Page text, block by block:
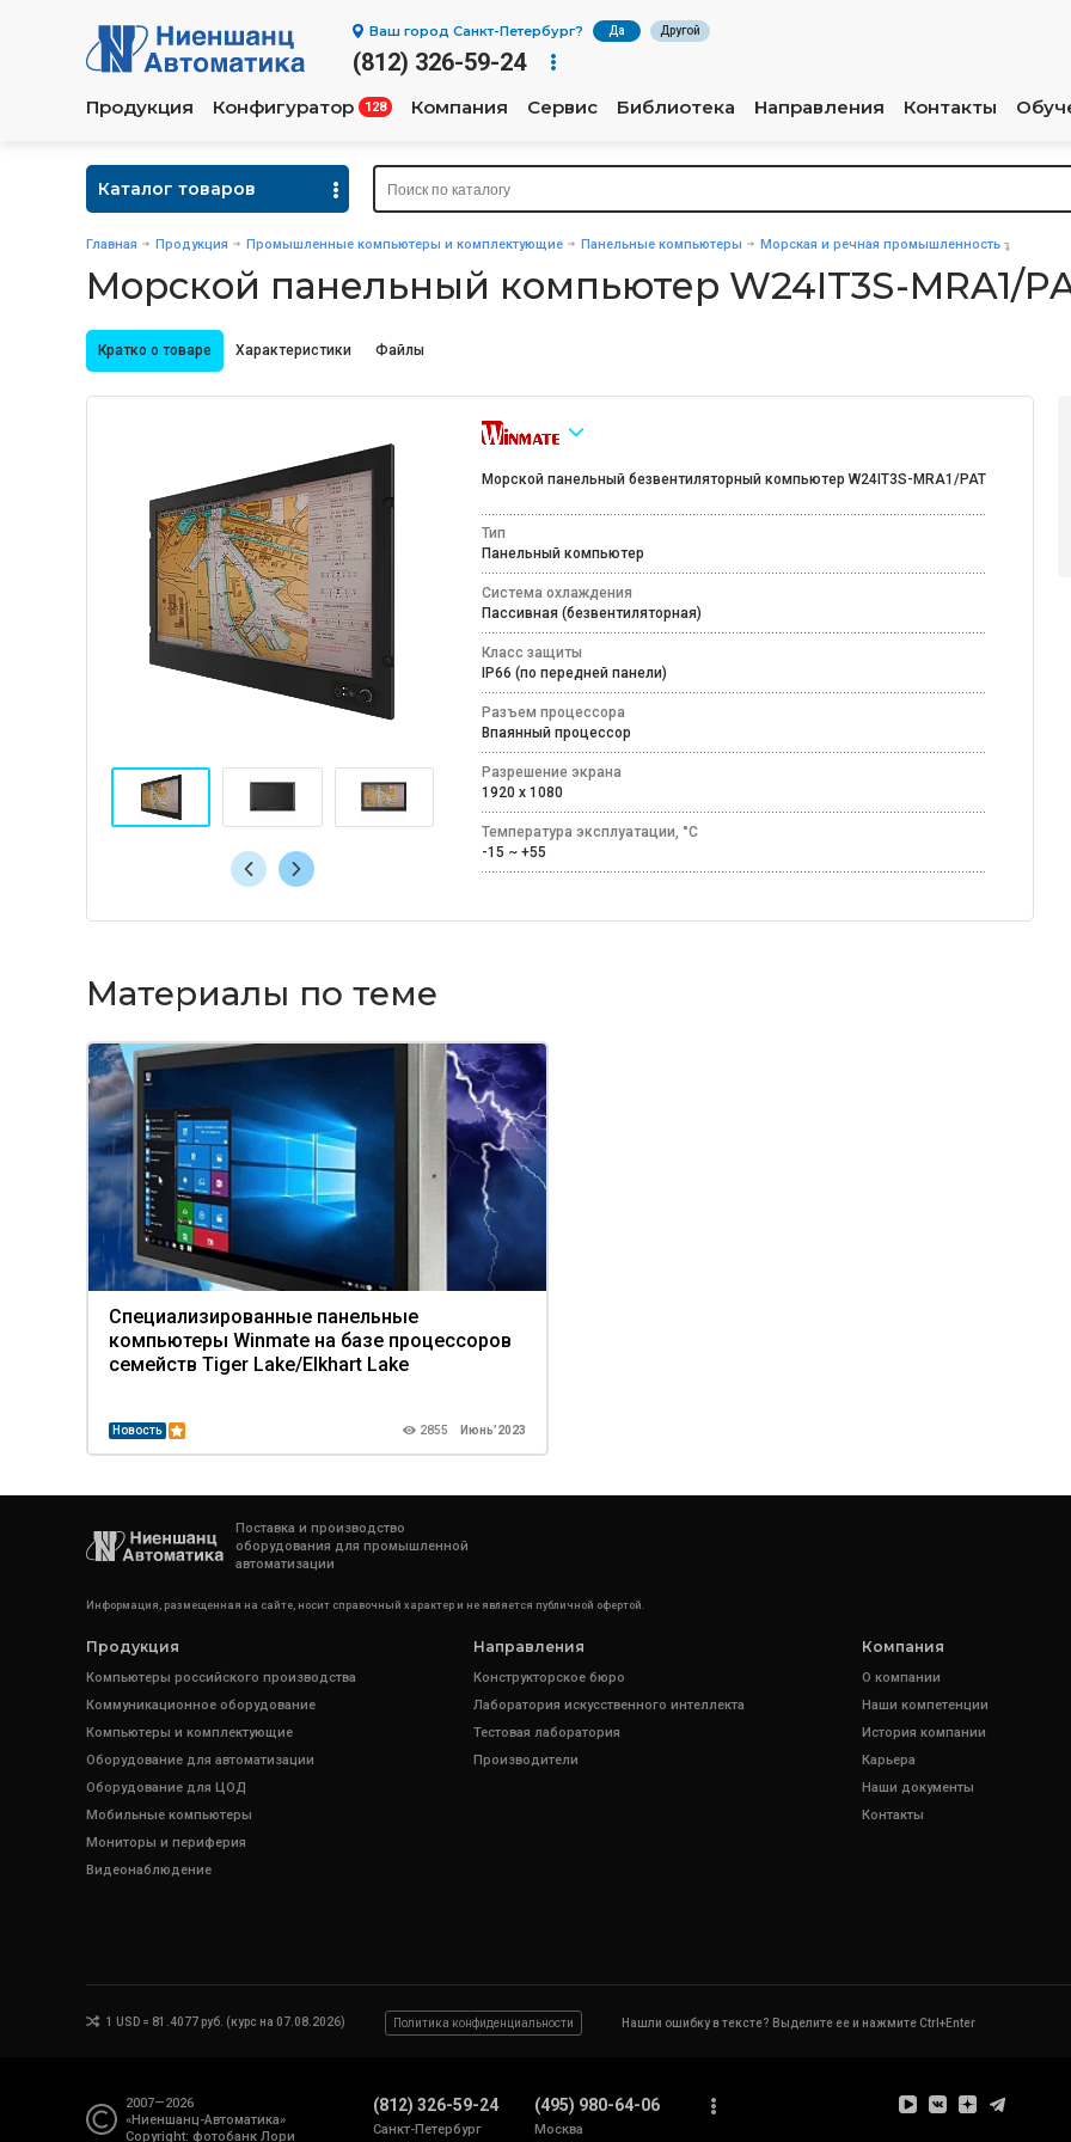
Ваш город Санкт-Петербург? Да Другой
(812) 326-59-24
Продукция Конфигуратор 128 Компания Сервис Библиотека Направления Контакты
Каталог товаров
Главная Продукция Промышленные компьютеры и комплектующие Панельные компьютеры Морская и речная промышленность
Морской панельный компьютер W24IT3S-MRA1/
Кратко о товаре Характеристики Файлы
Морской панельный безвентиляторный компьютер W24IT3S-MRA1/PAT
Тип
Панельный компьютер
Система охлаждения
Пассивная (безвентиляторная)
Класс защиты
IP66 (по передней панели)
Разъем процессора
Впаянный процессор
Разрешение экрана
1920 x 1080
Температура эксплуатации, °C
-15 ~ +55
Материалы по теме
Специализированные панельные
компьютеры Winmate на базе процессоров
семейств Tiger Lake/Elkhart Lake
Новость 2855 Июнь’2023
Поставка и производство
оборудования для промышленной
автоматизации
Информация, размещенная на сайте, носит справочный характер и не является публичной офертой.
Продукция
Компьютеры российского производства
Коммуникационное оборудование
Компьютеры и комплектующие
Оборудование для автоматизации
Оборудование для ЦОД
Мобильные компьютеры
Мониторы и периферия
Видеонаблюдение
Направления
Конструкторское бюро
Лаборатория искусственного интеллекта
Тестовая лаборатория
Производители
Компания
О компании
Наши компетенции
История компании
Карьера
Наши документы
Контакты
1 USD = 81.4077 руб. (курс на 07.08.2026) Политика конфиденциальности Нашли ошибку в тексте? Выделите ее и нажмите Ctrl+Enter
2007—2026
«Ниеншанц-Автоматика»
Copyright: фотобанк Лори
(812) 326-59-24
Санкт-Петербург
(495) 980-64-06
Москва